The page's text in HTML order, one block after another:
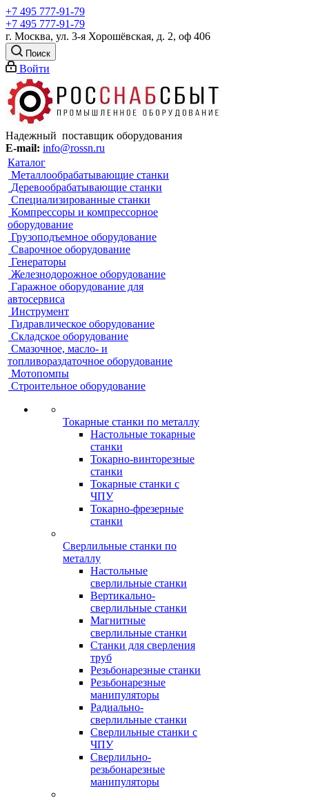
+7 495 777-91-79
+7 495 777-91-79
г. Москва, ул. 3-я Хорошёвская, д. 2, оф 406
Поиск
Войти
Надежный поставщик оборудования
E-mail: info@rossn.ru
Каталог
Металлообрабатывающие станки
Деревообрабатывающие станки
Специализированные станки
Компрессоры и компрессорное
оборудование
Грузоподъемное оборудование
Сварочное оборудование
Генераторы
Железнодорожное оборудование
Гаражное оборудование для
автосервиса
Инструмент
Гидравлическое оборудование
Складское оборудование
Смазочное, масло- и
топливораздаточное оборудование
Мотопомпы
Строительное оборудование
Токарные станки по металлу
Настольные токарные
станки
Токарно-винторезные
станки
Токарные станки с
ЧПУ
Токарно-фрезерные
станки
Сверлильные станки по
металлу
Настольные
сверлильные станки
Вертикально-
сверлильные станки
Магнитные
сверлильные станки
Станки для сверления
труб
Резьбонарезные станки
Резьбонарезные
манипуляторы
Радиально-
сверлильные станки
Сверлильные станки с
ЧПУ
Сверлильно-
резьбонарезные
манипуляторы